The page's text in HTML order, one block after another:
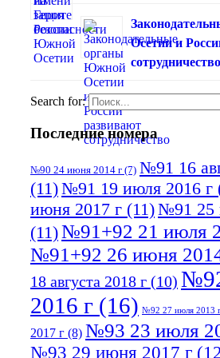
Осетии и
сотрудничество
Search for:
Последние номера
№90 24 июня 2014 г (7) №91 16
(11)№91 19 июля 2016 г
июня 2017 г (11)№91 25
(11)№91+92 21 июля
№91+92 26 июня
18 августа 2018 г (10)
2016 г (16) №92 27 июля 2013
2017 г (8) №93 23 июля
№93 29 июня 2017 г